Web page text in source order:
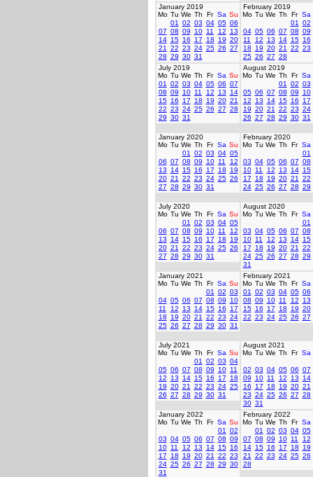
January 2019
Mo Tu We Th Fr Sa Su
01
02 03 04 05 06
07 08 09 10 11 12
13
14 15 16 17 18 19 20
21
22 23 24 25 26 27
28 29 30 31
February 2019
Mo Tu We Th Fr Sa
01
02
04 05 06 07 08 09
11
12 13 14 15 16
18
19 20 21 22 23
25 26 27 28
July 2019
Mo Tu We Th Fr Sa Su
01
02 03 04 05 06 07
08 09 10 11 12 13
14
15 16 17 18 19 20 21
22 23 24 25 26 27 28
29 30 31
August 2019
Mo Tu We Th Fr Sa
01
02 03
05 06 07 08 09 10
12
13 14 15 16 17
19 20 21 22 23 24
26 27 28 29 30 31
January 2020
Mo Tu We Th Fr Sa Su
01
02 03 04 05
06 07 08 09 10 11
12
13
14 15 16 17 18
19
20 21 22 23 24 25 26
27 28 29 30 31
February 2020
Mo Tu We Th Fr Sa
01
03 04 05 06 07 08
10 11 12 13 14 15
17
18 19 20 21 22
24 25 26 27 28 29
July 2020
Mo Tu We Th Fr Sa Su
01
02 03 04 05
06 07 08 09 10 11
12
13
14 15 16 17 18
19
20 21 22 23 24 25 26
27 28 29 30 31
August 2020
Mo Tu We Th Fr Sa
01
03 04 05 06 07 08
10 11 12 13 14 15
17
18 19 20 21 22
24 25 26 27 28 29
31
January 2021
Mo Tu We Th Fr Sa Su
01
02 03
04 05 06 07 08 09
10
11
12 13 14 15 16
17
18
19 20 21 22 23 24
25 26 27 28 29 30 31
February 2021
Mo Tu We Th Fr Sa
01
02 03 04 05 06
08 09 10 11 12 13
15 16 17 18 19 20
22 23 24 25 26 27
July 2021
Mo Tu We Th Fr Sa Su
01
02 03 04
05 06 07 08 09 10 11
12
13 14 15 16 17
18
19 20 21 22 23 24 25
26 27 28 29 30 31
August 2021
Mo Tu We Th Fr Sa
02 03 04 05 06 07
09
10 11 12 13 14
16
17 18 19 20 21
23 24 25 26 27 28
30 31
January 2022
Mo Tu We Th Fr Sa Su
01
02
03 04 05 06 07 08 09
10 11 12 13 14 15 16
17
18 19 20 21 22 23
24 25 26 27 28 29 30
31
February 2022
Mo Tu We Th Fr Sa
01
02 03 04 05
07 08 09 10 11 12
14 15 16 17 18 19
21
22 23 24 25 26
28